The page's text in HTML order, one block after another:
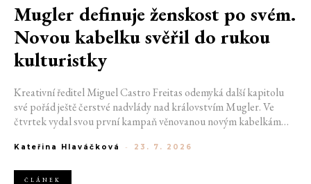
Mugler definuje ženskost po svém.
Novou kabelku svěřil do rukou
kulturistky
Kreativní ředitel Miguel Castro Freitas odemyká další kapitolu
své pořád ještě čerstvé nadvlády nad královstvím Mugler. Ve
čtvrtek vydal svou první kampaň věnovanou novým kabelkám
do módního domu dorazil. Umně mísí výrazy minulosti a dávných
Kateřina Hlaváčková - 23. 7. 2026
ČLÁNEK